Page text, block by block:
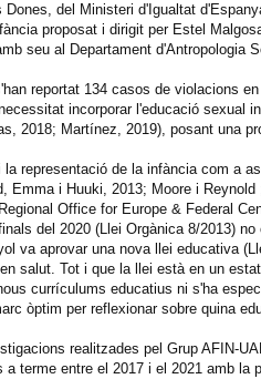
Dones, del Ministeri d'Igualtat
proposat i dirigit per Estel
seu al Departament d'Antropologia
reportat 134 casos de violacions
incorporar l'educació sexual
2018; Martínez, 2019), posant una
representació de la infància com a
Emma i Huuki, 2013; Moore i
Office for Europe & Federal
del 2020 (Llei Orgànica 8/2013)
va aprovar una nova llei educativa
salut. Tot i que la llei està en un
currículums educatius ni s'ha
òptim per reflexionar sobre quina
realitzades pel Grup AFIN-
a terme entre el 2017 i el 2021 amb